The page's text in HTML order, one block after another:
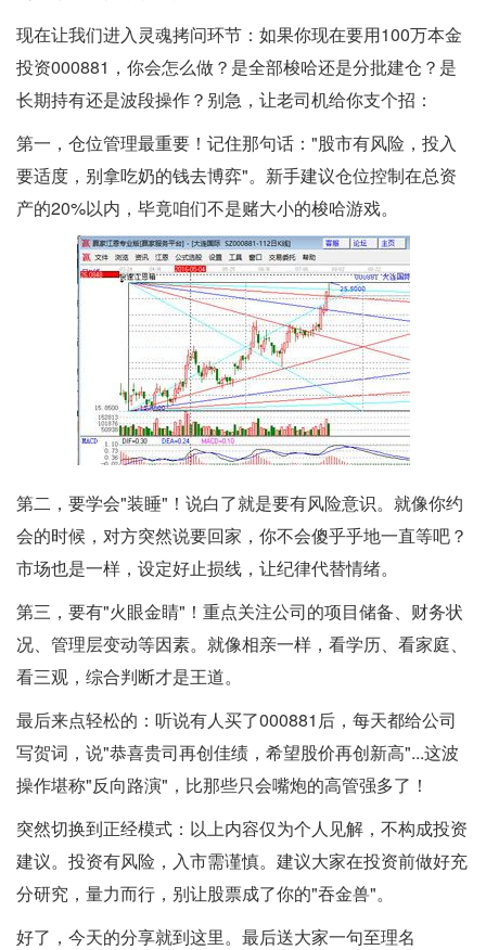
现在让我们进入灵魂拷问环节：如果你现在要用100万本金
投资000881，你会怎么做？是全部梭哈还是分批建仓？是
长期持有还是波段操作？别急，让老司机给你支个招：
第一，仓位管理最重要！记住那句话："股市有风险，投入
要适度，别拿吃奶的钱去博弈"。新手建议仓位控制在总资
产的20%以内，毕竟咱们不是赌大小的梭哈游戏。
第二，要学会"装睡"！说白了就是要有风险意识。就像你约
会的时候，对方突然说要回家，你不会傻乎乎地一直等吧？
市场也是一样，设定好止损线，让纪律代替情绪。
第三，要有"火眼金睛"！重点关注公司的项目储备、财务状
况、管理层变动等因素。就像相亲一样，看学历、看家庭、
看三观，综合判断才是王道。
最后来点轻松的：听说有人买了000881后，每天都给公司
写贺词，说"恭喜贵司再创佳绩，希望股价再创新高"...这波
操作堪称"反向路演"，比那些只会嘴炮的高管强多了！
突然切换到正经模式：以上内容仅为个人见解，不构成投资
建议。投资有风险，入市需谨慎。建议大家在投资前做好充
分研究，量力而行，别让股票成了你的"吞金兽"。
好了，今天的分享就到这里。最后送大家一句至理名